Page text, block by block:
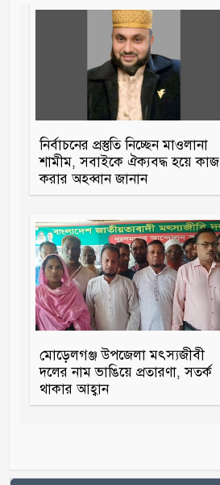
নির্বাচনের প্রস্তুতি নিচ্ছেন মাওলানা
শামীম, সবাইকে ঐক্যবদ্ধ হয়ে কাজ
করার অহব্বান জানান
মোড়েলগঞ্জ উপজেলা মৎস্যজীবী
দলের নাম ভাঙিয়ে প্রতারণা, সতর্ক
থাকার আহ্বান